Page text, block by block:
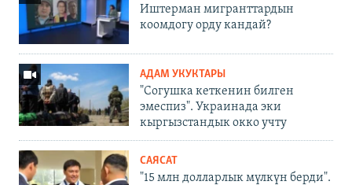
Иштерман мигранттардын
коомдогу орду кандай?
АДАМ УКУКТАРЫ
"Согушка кеткенин билген
эмеспиз". Украинада эки
кыргызстандык окко учту
САЯСАТ
"15 млн долларлык мүлкүн берди".